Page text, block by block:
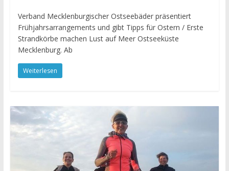
Verband Mecklenburgischer Ostseebäder präsentiert
Frühjahrsarrangements und gibt Tipps für Ostern / Erste
Strandkörbe machen Lust auf Meer Ostseeküste
Mecklenburg. Ab
Weiterlesen